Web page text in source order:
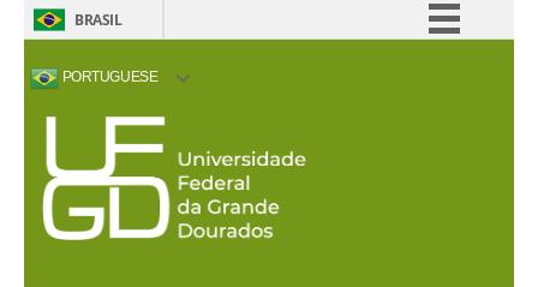
BRASIL
PORTUGUESE
ACESSIBILIDADE ALTO CONTRASTE
VISITORS